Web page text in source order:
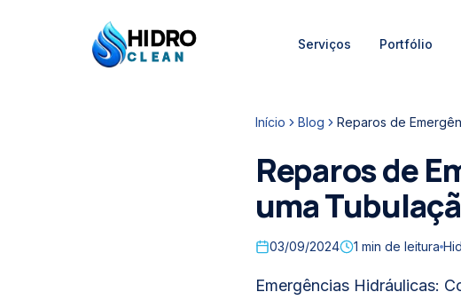
HIDRO
CLEAN
HidroClean Canalizações
Serviços Portfólio
Início Blog Reparos de
Reparos de
uma
03/09/2024 1 min de leitura
Emergências Hidráulicas: